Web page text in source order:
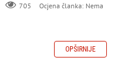
705
Ocjena članka: Nema
OPŠIRNIJE